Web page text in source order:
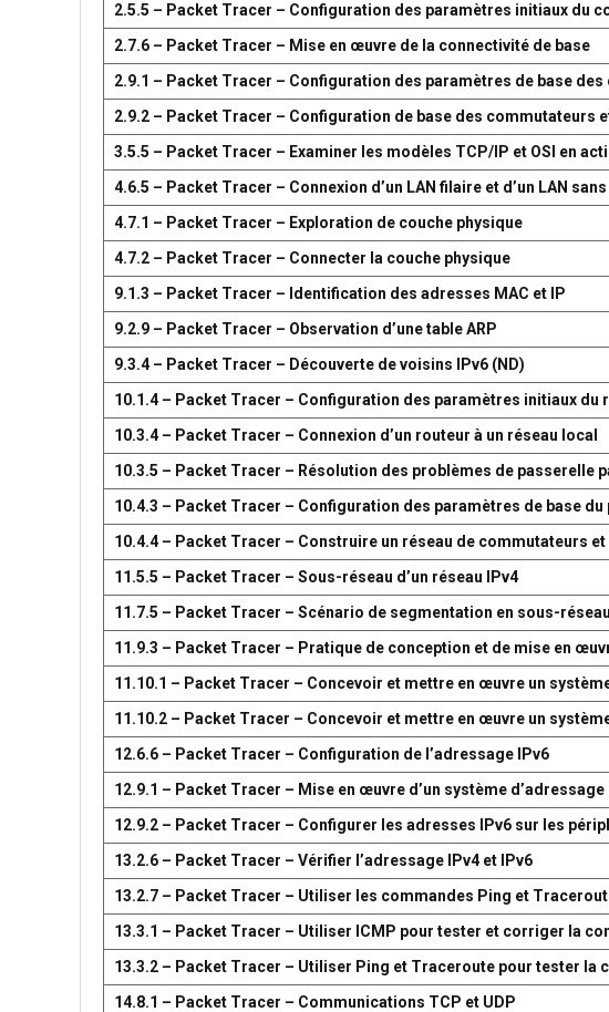
2.5.5 – Packet Tracer – Configuration des paramètres initiaux du
2.7.6 – Packet Tracer – Mise en œuvre de la connectivité de base
2.9.1 – Packet Tracer – Configuration des paramètres de base
2.9.2 – Packet Tracer – Configuration de base des commutateurs
3.5.5 – Packet Tracer – Examiner les modèles TCP/IP et OSI en
4.6.5 – Packet Tracer – Connexion d’un LAN filaire et d’un LAN sans
4.7.1 – Packet Tracer – Exploration de couche physique
4.7.2 – Packet Tracer – Connecter la couche physique
9.1.3 – Packet Tracer – Identification des adresses MAC et IP
9.2.9 – Packet Tracer – Observation d’une table ARP
9.3.4 – Packet Tracer – Découverte de voisins IPv6 (ND)
10.1.4 – Packet Tracer – Configuration des paramètres initiaux du
10.3.4 – Packet Tracer – Connexion d’un routeur à un réseau local
10.3.5 – Packet Tracer – Résolution des problèmes de passerelle
10.4.3 – Packet Tracer – Configuration des paramètres de base
10.4.4 – Packet Tracer – Construire un réseau de commutateurs
11.5.5 – Packet Tracer – Sous-réseau d’un réseau IPv4
11.7.5 – Packet Tracer – Scénario de segmentation en sous-
11.9.3 – Packet Tracer – Pratique de conception et de mise en
11.10.1 – Packet Tracer – Concevoir et mettre en œuvre un
11.10.2 – Packet Tracer – Concevoir et mettre en œuvre un
12.6.6 – Packet Tracer – Configuration de l’adressage IPv6
12.9.1 – Packet Tracer – Mise en œuvre d’un système
12.9.2 – Packet Tracer – Configurer les adresses IPv6 sur les
13.2.6 – Packet Tracer – Vérifier l’adressage IPv4 et IPv6
13.2.7 – Packet Tracer – Utiliser les commandes Ping et
13.3.1 – Packet Tracer – Utiliser ICMP pour tester et corriger la
13.3.2 – Packet Tracer – Utiliser Ping et Traceroute pour tester la
14.8.1 – Packet Tracer – Communications TCP et UDP